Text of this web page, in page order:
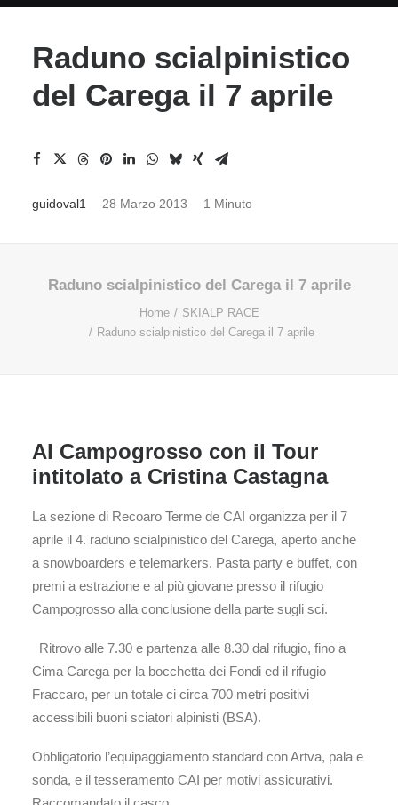
Raduno scialpinistico
del Carega il 7 aprile
guidoval1 28 Marzo 2013 1 Minuto
Raduno scialpinistico del Carega il 7 aprile
Home
SKIALP RACE
Raduno scialpinistico del Carega il 7 aprile
Al Campogrosso con il Tour
intitolato a Cristina Castagna
La sezione di Recoaro Terme de CAI organizza per il 7
aprile il 4. raduno scialpinistico del Carega, aperto anche
a snowboarders e telemarkers. Pasta party e buffet, con
premi a estrazione e al più giovane presso il rifugio
Campogrosso alla conclusione della parte sugli sci.
Ritrovo alle 7.30 e partenza alle 8.30 dal rifugio, fino a
Cima Carega per la bocchetta dei Fondi ed il rifugio
Fraccaro, per un totale ci circa 700 metri positivi
accessibili buoni sciatori alpinisti (BSA).
Obbligatorio l’equipaggiamento standard con Artva, pala e
sonda, e il tesseramento CAI per motivi assicurativi.